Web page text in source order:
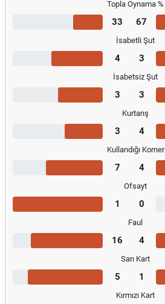
Topla Oynama %
33 67
İsabetli Şut
4 3
İsabetsiz Şut
3 3
Kurtarış
3 4
Kullandığı Korner
7 4
Ofsayt
1 0
Faul
16 4
Sarı Kart
5 1
Kırmızı Kart